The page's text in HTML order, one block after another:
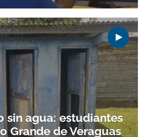
sin agua: estudiantes
Grande de Veraguas